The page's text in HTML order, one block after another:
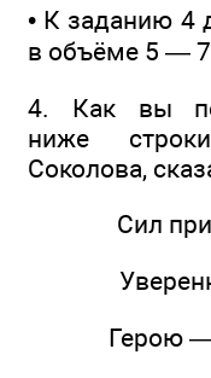
• К заданию 4
в объёме 5 —
4. Как вы
ниже
Соколова,
Сил
Герою —